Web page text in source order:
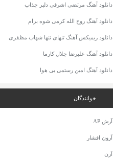
دانلود آهنگ مرتضی اشرفی دلبر جذاب
دانلود آهنگ روح الله کرمی شوه برام
دانلود ریمیکس آهنگ تنهای تنها شهاب مظفری
دانلود آهنگ علیرضا جلال کارما
دانلود آهنگ امین رستمی بی هوا
خوانندگان
آرش AP
آرون افشار
آرن